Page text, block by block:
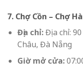
7. Chợ Cồn – Chợ
Địa chỉ:Địa chỉ: 90
Châu, Đà Nẵng
Giờ mở cửa: